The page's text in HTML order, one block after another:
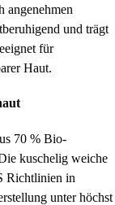
angenehmen
und trägt
für
Haut.
70 % Bio-
kuschelig weiche
Richtlinien in
unter höchst